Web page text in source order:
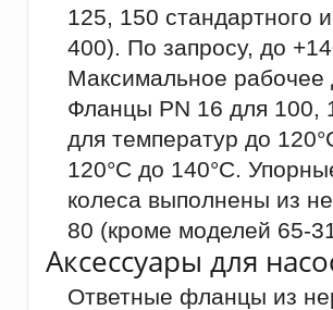
125, 150 стандартного
400). По запросу, до
Максимальное
Фланцы PN 16 для 100,
для температур до
120°C до 140°C.
колеса выполнены из
80 (кроме моделей 65-
Аксессуары для
Ответные фланцы из